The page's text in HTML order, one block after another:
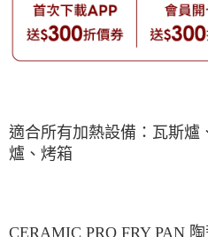
適合所有加熱設備：瓦斯爐
爐、烤箱
CERAMIC PRO FRY PAN